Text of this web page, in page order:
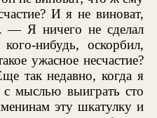
И я не виноват,
— Я ничего не сделал
нибудь, оскорбил,
ужасное несчастие?
так недавно, когда я
мыслью выиграть сто
эту шкатулку и